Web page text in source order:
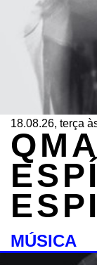
18.08.26, terça
MÚSICA